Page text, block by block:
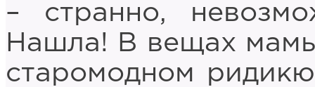
– странно,
Нашла! В вещах
старомодном